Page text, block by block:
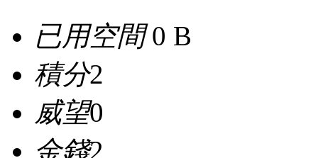
已用空間0 B
積分2
威望0
金錢2